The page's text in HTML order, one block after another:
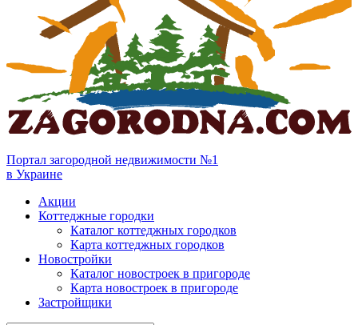
Портал загородной недвижимости №1
в Украине
Акции
Коттеджные городки
Каталог коттеджных городков
Карта коттеджных городков
Новостройки
Каталог новостроек в пригороде
Карта новостроек в пригороде
Застройщики